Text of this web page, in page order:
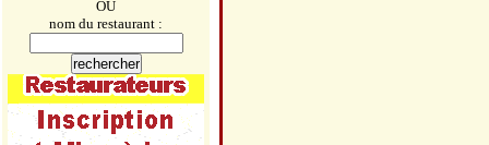
OU
nom du restaurant :